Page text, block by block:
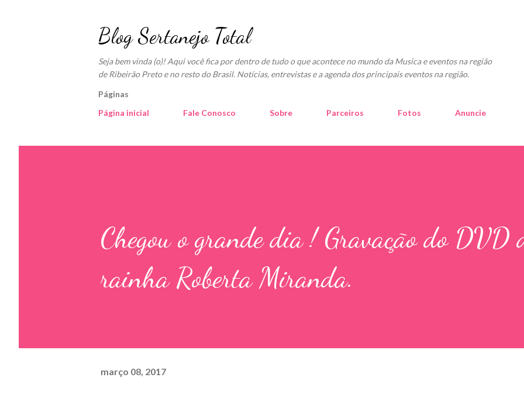
Blog Sertanejo Total
Seja bem vinda (o)! Aqui você fica por dentro de tudo o que acontece no mundo da Musica e eventos na região
de Ribeirão Preto e no resto do Brasil. Notícias, entrevistas e a agenda dos principais eventos na região.
Páginas
Página inicial
Fale Conosco Sobre Parceiros Fotos Anuncie
Chegou o grande dia ! Gravação do DVD
rainha Roberta Miranda.
março 08, 2017